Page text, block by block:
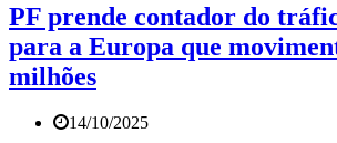
PF prende contador do
para a Europa que
milhões
14/10/2025